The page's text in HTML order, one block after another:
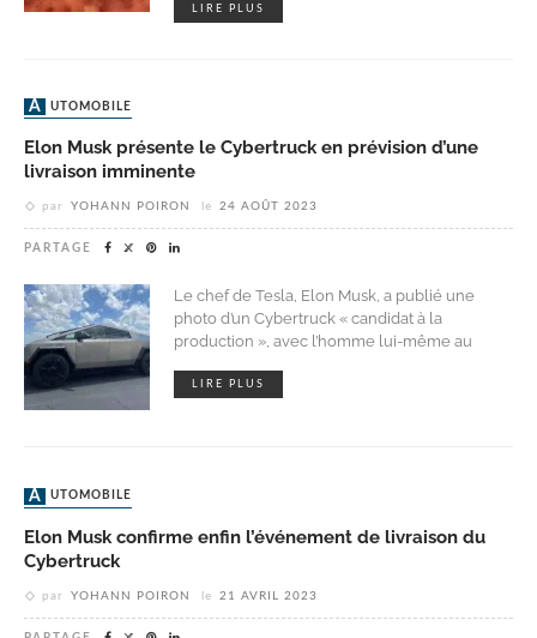
LIRE PLUS
AUTOMOBILE
Elon Musk présente le Cybertruck en prévision d’une
livraison imminente
par YOHANN POIRON le 24 AOÛT 2023
PARTAGE
Le chef de Tesla, Elon Musk, a publié une
photo d’un Cybertruck « candidat à la
production », avec l’homme lui-même au
LIRE PLUS
AUTOMOBILE
Elon Musk confirme enfin l’événement de livraison du
Cybertruck
par YOHANN POIRON le 21 AVRIL 2023